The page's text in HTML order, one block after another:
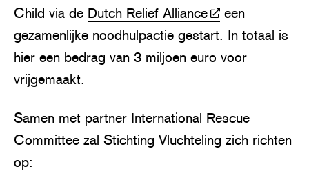
Child via de Dutch Relief Alliance
een
gezamenlijke noodhulpactie gestart. In totaal is
hier een bedrag van 3 miljoen euro voor
vrijgemaakt.
Samen met partner International Rescue
Committee zal Stichting Vluchteling zich richten
op: